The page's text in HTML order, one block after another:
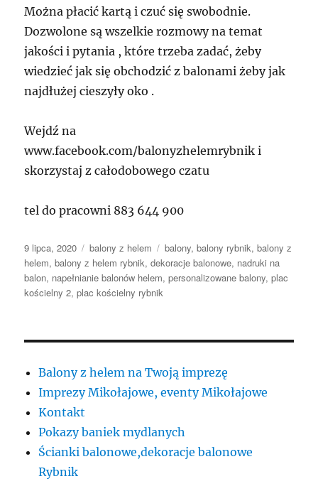
Można płacić kartą i czuć się swobodnie.
Dozwolone są wszelkie rozmowy na temat
jakości i pytania , które trzeba zadać, żeby
wiedzieć jak się obchodzić z balonami żeby jak
najdłużej cieszyły oko .
Wejdź na
www.facebook.com/balonyzhelemrybnik i
skorzystaj z całodobowego czatu
tel do pracowni 883 644 900
Data
publikacji
9 lipca, 2020 Kategorie
balony z helem Tagi
balony,balony rybnik,balony z
helem,balony z helem rybnik,dekoracje balonowe, nadruki na
balon, napełnianie balonów helem,personalizowane balony,plac
kościelny 2,plac kościelny rybnik
Balony z helem na Twoją imprezę
Imprezy Mikołajowe, eventy Mikołajowe
Kontakt
Pokazy baniek mydlanych
Ścianki balonowe,dekoracje balonowe
Rybnik